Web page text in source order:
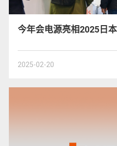
今年会电源亮相2025日
2025-02-20